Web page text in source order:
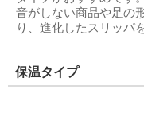
音がしない商品や足の
り、進化したスリッパ
保温タイプ